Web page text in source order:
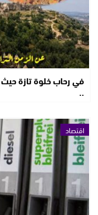
في رحاب خلوة تازة
..
اقتصاد